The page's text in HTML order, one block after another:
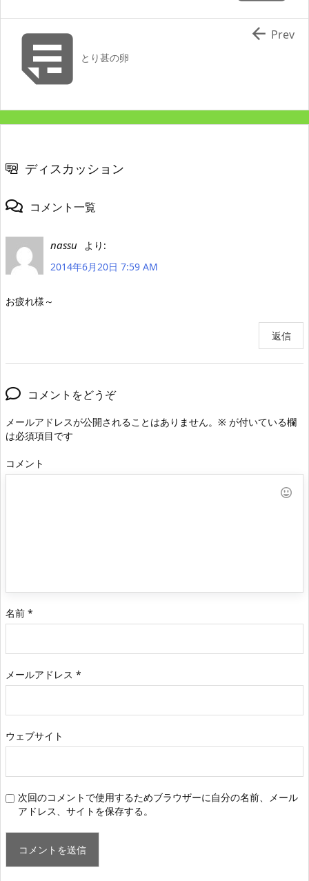

とり甚の卵
 Prev
ディスカッション
コメント一覧
nassu
より:
2014年6月20日 7:59 AM
お疲れ様～
返信
コメントをどうぞ
メールアドレスが公開されることはありません。 ※ が付いている欄
は必須項目です
コメント
名前 *
メールアドレス *
ウェブサイト
次回のコメントで使用するためブラウザーに自分の名前、メール
アドレス、サイトを保存する。